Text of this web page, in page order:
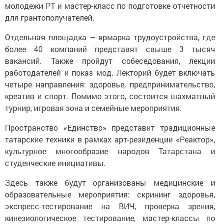
молодежи РТ и мастер-класс по подготовке отчетности
для грантополучателей.
Отдельная площадка – ярмарка трудоустройства, где
более 40 компаний представят свыше 3 тысяч
вакансий. Также пройдут собеседования, лекции
работодателей и показ мод. Лекторий будет включать
четыре направления: здоровье, предпринимательство,
креатив и спорт. Помимо этого, состоится шахматный
турнир, игровая зона и семейные мероприятия.
Пространство «Единство» представит традиционные
татарские техники в рамках арт-резиденции «Реактор»,
культурное многообразие народов Татарстана и
студенческие инициативы.
Здесь также будут организованы медицинские и
образовательные мероприятия: скрининг здоровья,
экспресс-тестирование на ВИЧ, проверка зрения,
кинезиологическое тестирование, мастер-классы по